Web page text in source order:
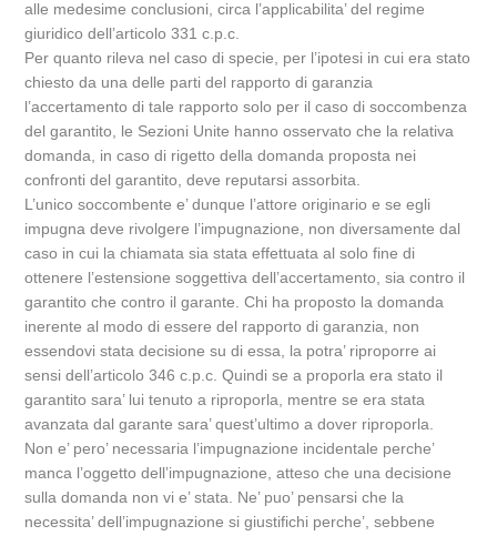
alle medesime conclusioni, circa l’applicabilita’ del regime
giuridico dell’articolo 331 c.p.c.
Per quanto rileva nel caso di specie, per l’ipotesi in cui era stato
chiesto da una delle parti del rapporto di garanzia
l’accertamento di tale rapporto solo per il caso di soccombenza
del garantito, le Sezioni Unite hanno osservato che la relativa
domanda, in caso di rigetto della domanda proposta nei
confronti del garantito, deve reputarsi assorbita.
L’unico soccombente e’ dunque l’attore originario e se egli
impugna deve rivolgere l’impugnazione, non diversamente dal
caso in cui la chiamata sia stata effettuata al solo fine di
ottenere l’estensione soggettiva dell’accertamento, sia contro il
garantito che contro il garante. Chi ha proposto la domanda
inerente al modo di essere del rapporto di garanzia, non
essendovi stata decisione su di essa, la potra’ riproporre ai
sensi dell’articolo 346 c.p.c. Quindi se a proporla era stato il
garantito sara’ lui tenuto a riproporla, mentre se era stata
avanzata dal garante sara’ quest’ultimo a dover riproporla.
Non e’ pero’ necessaria l’impugnazione incidentale perche’
manca l’oggetto dell’impugnazione, atteso che una decisione
sulla domanda non vi e’ stata. Ne’ puo’ pensarsi che la
necessita’ dell’impugnazione si giustifichi perche’, sebbene